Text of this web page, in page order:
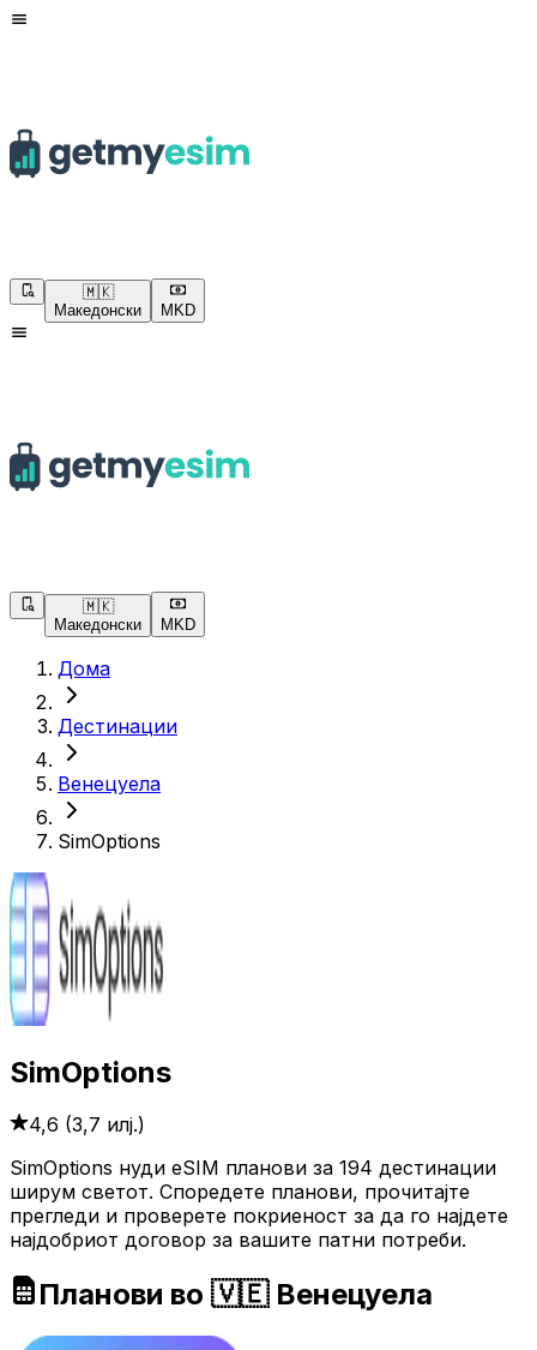
🇲🇰
Македонски
MKD
🇲🇰
Македонски
MKD
Дома
Дестинации
Венецуела
SimOptions
SimOptions
4,6 (3,7 илј.)
SimOptions нуди eSIM планови за 194 дестинации
ширум светот. Споредете планови, прочитајте
прегледи и проверете покриеност за да го најдете
најдобриот договор за вашите патни потреби.
Планови во 🇻🇪 Венецуела